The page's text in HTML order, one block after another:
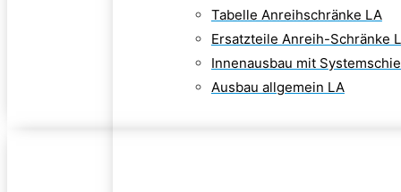
Tabelle Anreihschränke LA
Ersatzteile Anreih-Schränke
Innenausbau mit
Ausbau allgemein LA